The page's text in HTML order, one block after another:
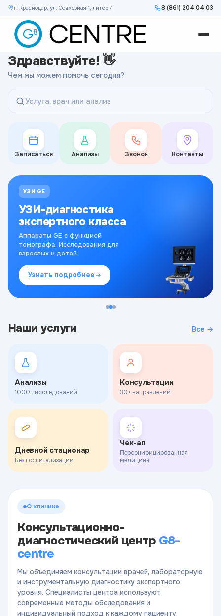
г. Краснодар, ул. Совхозная 1, литер 7 8 (861) 204 04 03
Здравствуйте! 👋
Чем мы можем помочь сегодня?
Услуга, врач или анализ
Записаться Анализы Звонок Контакты
УЗИ GE
УЗИ-диагностика
экспертного класса
Аппараты GE с функцией
томографа. Исследования для
взрослых и детей.
Узнать подробнее
Наши услуги Все →
Анализы
1000+ исследований
Консультации
30+ направлений
Дневной стационар
Без госпитализации
Чек-ап
Персонифицированная
медицина
О клинике
Консультационно-
диагностический центр G8-
centre
Мы объединяем консультации врачей, лабораторную
и инструментальную диагностику экспертного
уровня. Специалисты центра используют
современные методы обследования и
индивидуальный подход к каждому пациенту.